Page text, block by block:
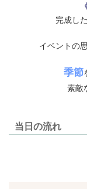
完成し
イベントの
季節
素敵
当日の流れ